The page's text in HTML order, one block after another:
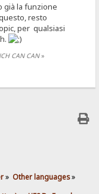
già la funzione
resto
per qualsiasi
CAN CAN»
» Other languages»